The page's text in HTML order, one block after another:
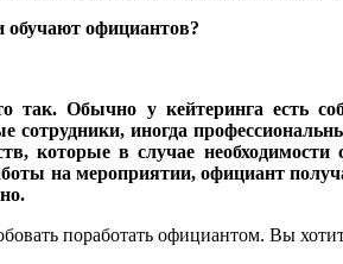
обучают официантов?
так. Обычно у кейтеринга есть
иногда
которые в случае
на мероприятии, официант
поработать официантом. Вы